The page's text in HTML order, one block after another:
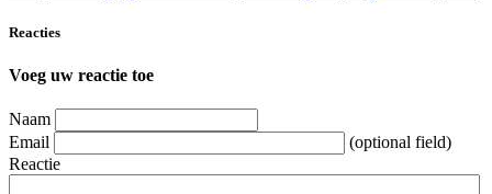
Reacties
Voeg uw reactie toe
Naam
Email
(optional field)
Reactie